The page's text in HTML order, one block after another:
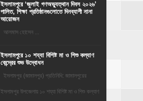
‎ইসলামপুরে ‘জুলাই গণঅভ্যুত্থান দিবস ২০২৬’
পালিত, শিক্ষা প্রতিষ্ঠানগুলোতে দিনব্যাপী নানা
আয়োজন
‎​আলমাস হোসেন ...
ইসলামপুরে ১০ শয্যা বিশিষ্ট মা ও শিশু কল্যাণ
কেন্দ্রের শুভ উদ্বোধন
ইসলামপুর (জামালপুর) প্রতিনিধি: জামালপুরের
ইসলামপুর উপজেলায় ১০ শয্যা বিশিষ্ট মা ও শিশু কল্যাণ